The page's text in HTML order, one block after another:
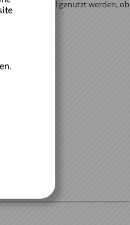
individuell genutzt werden, ob